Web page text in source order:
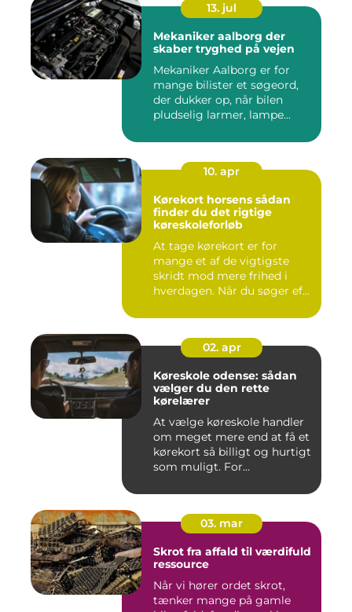
13. jul
Mekaniker aalborg der
skaber tryghed på vejen
Mekaniker Aalborg er for
mange bilister et søgeord,
der dukker op, når bilen
pludselig larmer, lampe...
10. apr
Kørekort horsens sådan
finder du det rigtige
køreskoleforløb
At tage kørekort er for
mange et af de vigtigste
skridt mod mere frihed i
hverdagen. Når du søger ef...
02. apr
Køreskole odense: sådan
vælger du den rette
kørelærer
At vælge køreskole handler
om meget mere end at få et
kørekort så billigt og hurtigt
som muligt. For...
03. mar
Skrot fra affald til værdifuld
ressource
Når vi hører ordet skrot,
tænker mange på gamle